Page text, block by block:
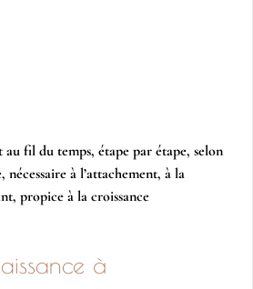
au fil du temps, étape par étape, selon
à l’attachement, à la
propice à la croissance
à